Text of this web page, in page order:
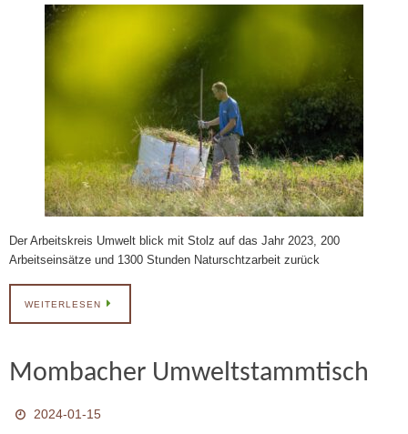
Der Arbeitskreis Umwelt blick mit Stolz auf das Jahr 2023, 200
Arbeitseinsätze und 1300 Stunden Naturschtzarbeit zurück
WEITERLESEN
Mombacher Umweltstammtisch
2024-01-15